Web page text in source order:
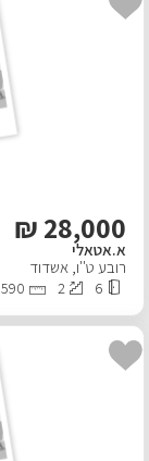
28,000
₪
א.אטאלי
רובע ט''ו, אשדוד
6
2
590